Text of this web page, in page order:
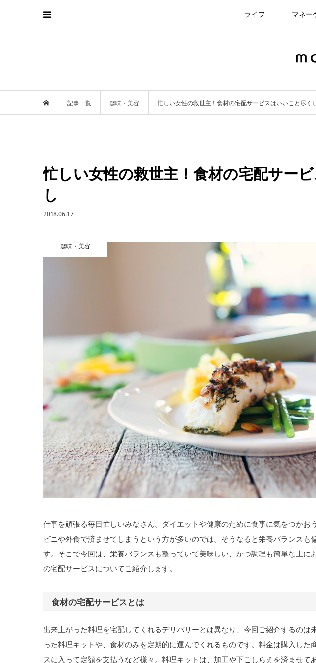
ライフ マネー
記事一覧 趣味・美容 忙しい女性の救世主！食材の宅配サービスはいいこと尽く
忙しい女性の救世主！食材の宅配サー
し
2018.06.17
趣味・美容
仕事を頑張る毎日忙しいみなさん。ダイエットや健康のために食事に気をつかお
ビニや外食で済ませてしまうという方が多いのでは。そうなると栄養バランスも
す。そこで今回は、栄養バランスも整っていて美味しい、かつ調理も簡単な上に
の宅配サービスについてご紹介します。
食材の宅配サービスとは
出来上がった料理を宅配してくれるデリバリーとは異なり、今回ご紹介するのは
った料理キットや、食材のみを定期的に運んでくれるものです。料金は購入した
スに入って定額を支払うなど様々。料理キットは、加工や下ごしらえを済ませて